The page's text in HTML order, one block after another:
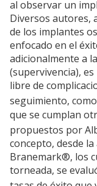
al observar un
Diversos autores,
de los implantes
enfocado en el
adicionalmente a
(supervivencia),
libre de
seguimiento,
que se cumplan
propuestos por
concepto, desde
Branemark®, los
torneada, se